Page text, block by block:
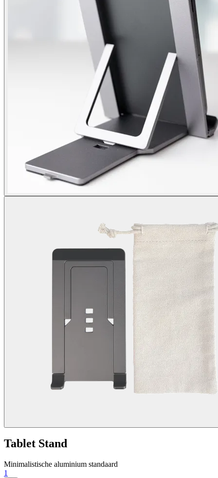
Tablet Stand
Minimalistische aluminium standaard
1